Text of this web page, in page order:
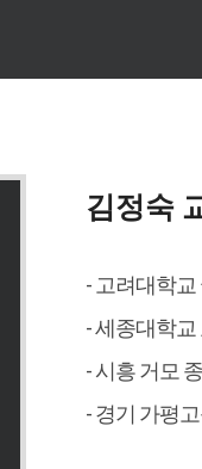
김정숙
- 고려대학교
- 세종대학
- 시흥 거모
- 경기 가평